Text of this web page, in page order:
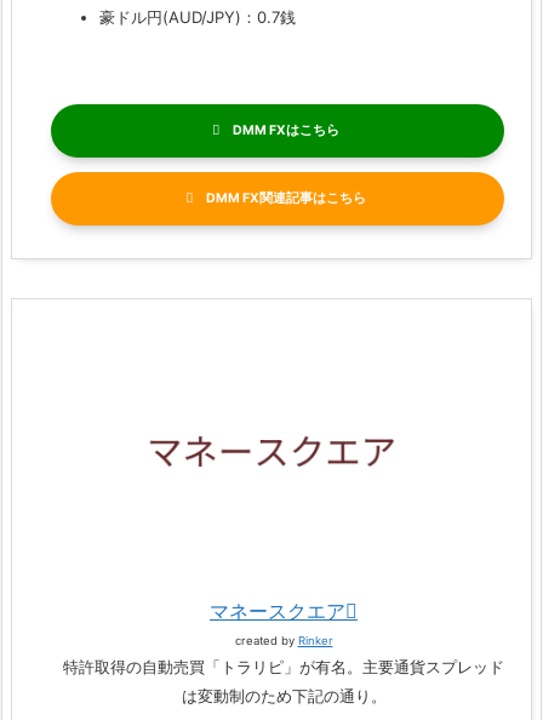
豪ドル円(AUD/JPY)：0.7銭
DMM FX
DMM FX関連記事
マネースクエア
created by Rinker
特許取得の自動売買「トラリピ」が有名。主要通貨スプレッド
は変動制のため下記の通り。